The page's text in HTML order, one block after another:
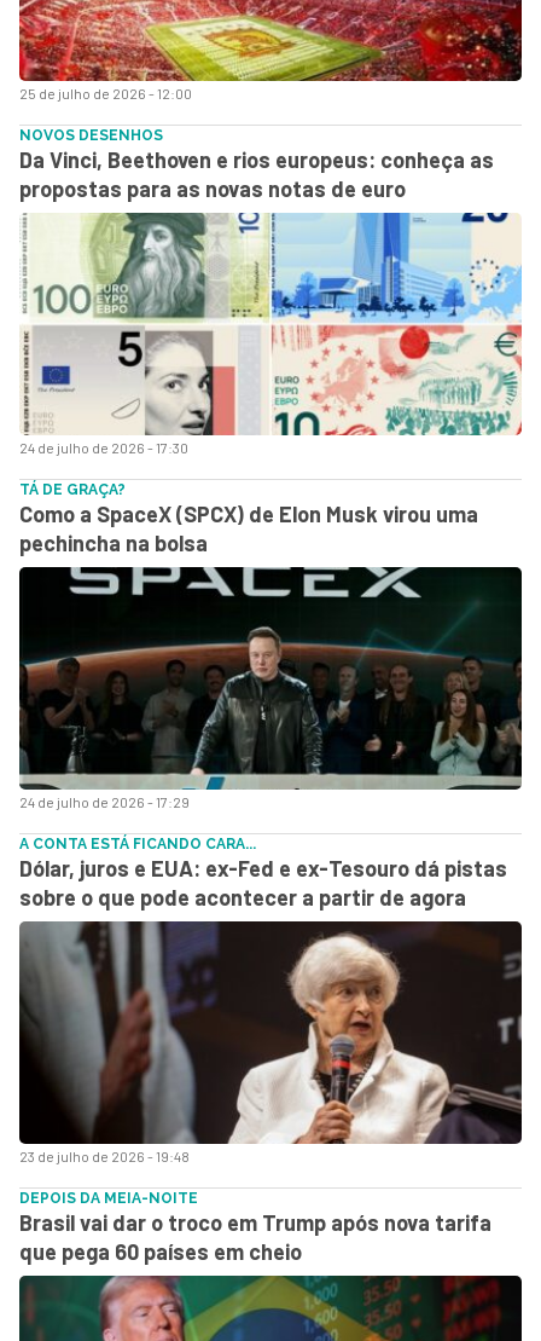
25 de julho de 2026 - 12:00
24 de julho de 2026 - 17:30
NOVOS DESENHOS
Da Vinci, Beethoven e rios europeus: conheça as
propostas para as novas notas de euro
24 de julho de 2026 - 17:29
TÁ DE GRAÇA?
Como a SpaceX (SPCX) de Elon Musk virou uma
pechincha na bolsa
23 de julho de 2026 - 19:48
A CONTA ESTÁ FICANDO CARA...
Dólar, juros e EUA: ex-Fed e ex-Tesouro dá pistas
sobre o que pode acontecer a partir de agora
DEPOIS DA MEIA-NOITE
Brasil vai dar o troco em Trump após nova tarifa
que pega 60 países em cheio